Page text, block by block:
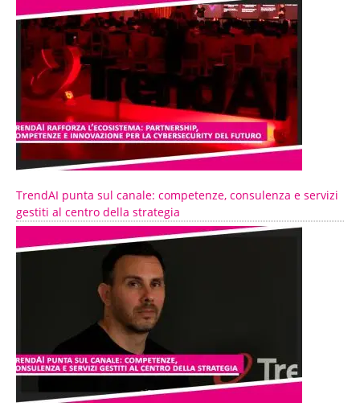
TrendAI punta sul canale: competenze, consulenza e servizi
gestiti al centro della strategia